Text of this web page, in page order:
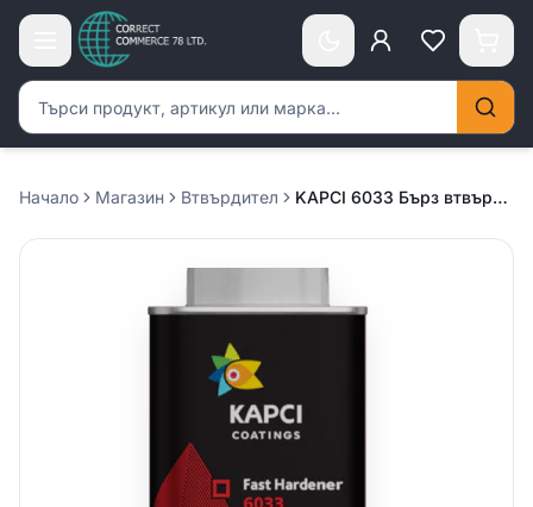
Търсене на продукти
Начало Магазин Втвърдител KAPCI 6033 Бърз втвърдител – 0.500л